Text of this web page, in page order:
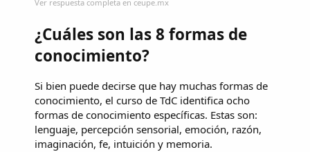
Ver respuesta completa en ceupe.mx
¿Cuáles son las 8 formas de
conocimiento?
Si bien puede decirse que hay muchas formas de
conocimiento, el curso de TdC identifica ocho
formas de conocimiento específicas. Estas son:
lenguaje, percepción sensorial, emoción, razón,
imaginación, fe, intuición y memoria.